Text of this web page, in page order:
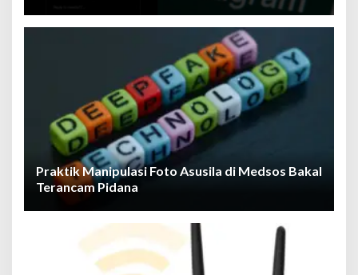
Praktik Manipulasi Foto Asusila di Medsos Bakal
Terancam Pidana